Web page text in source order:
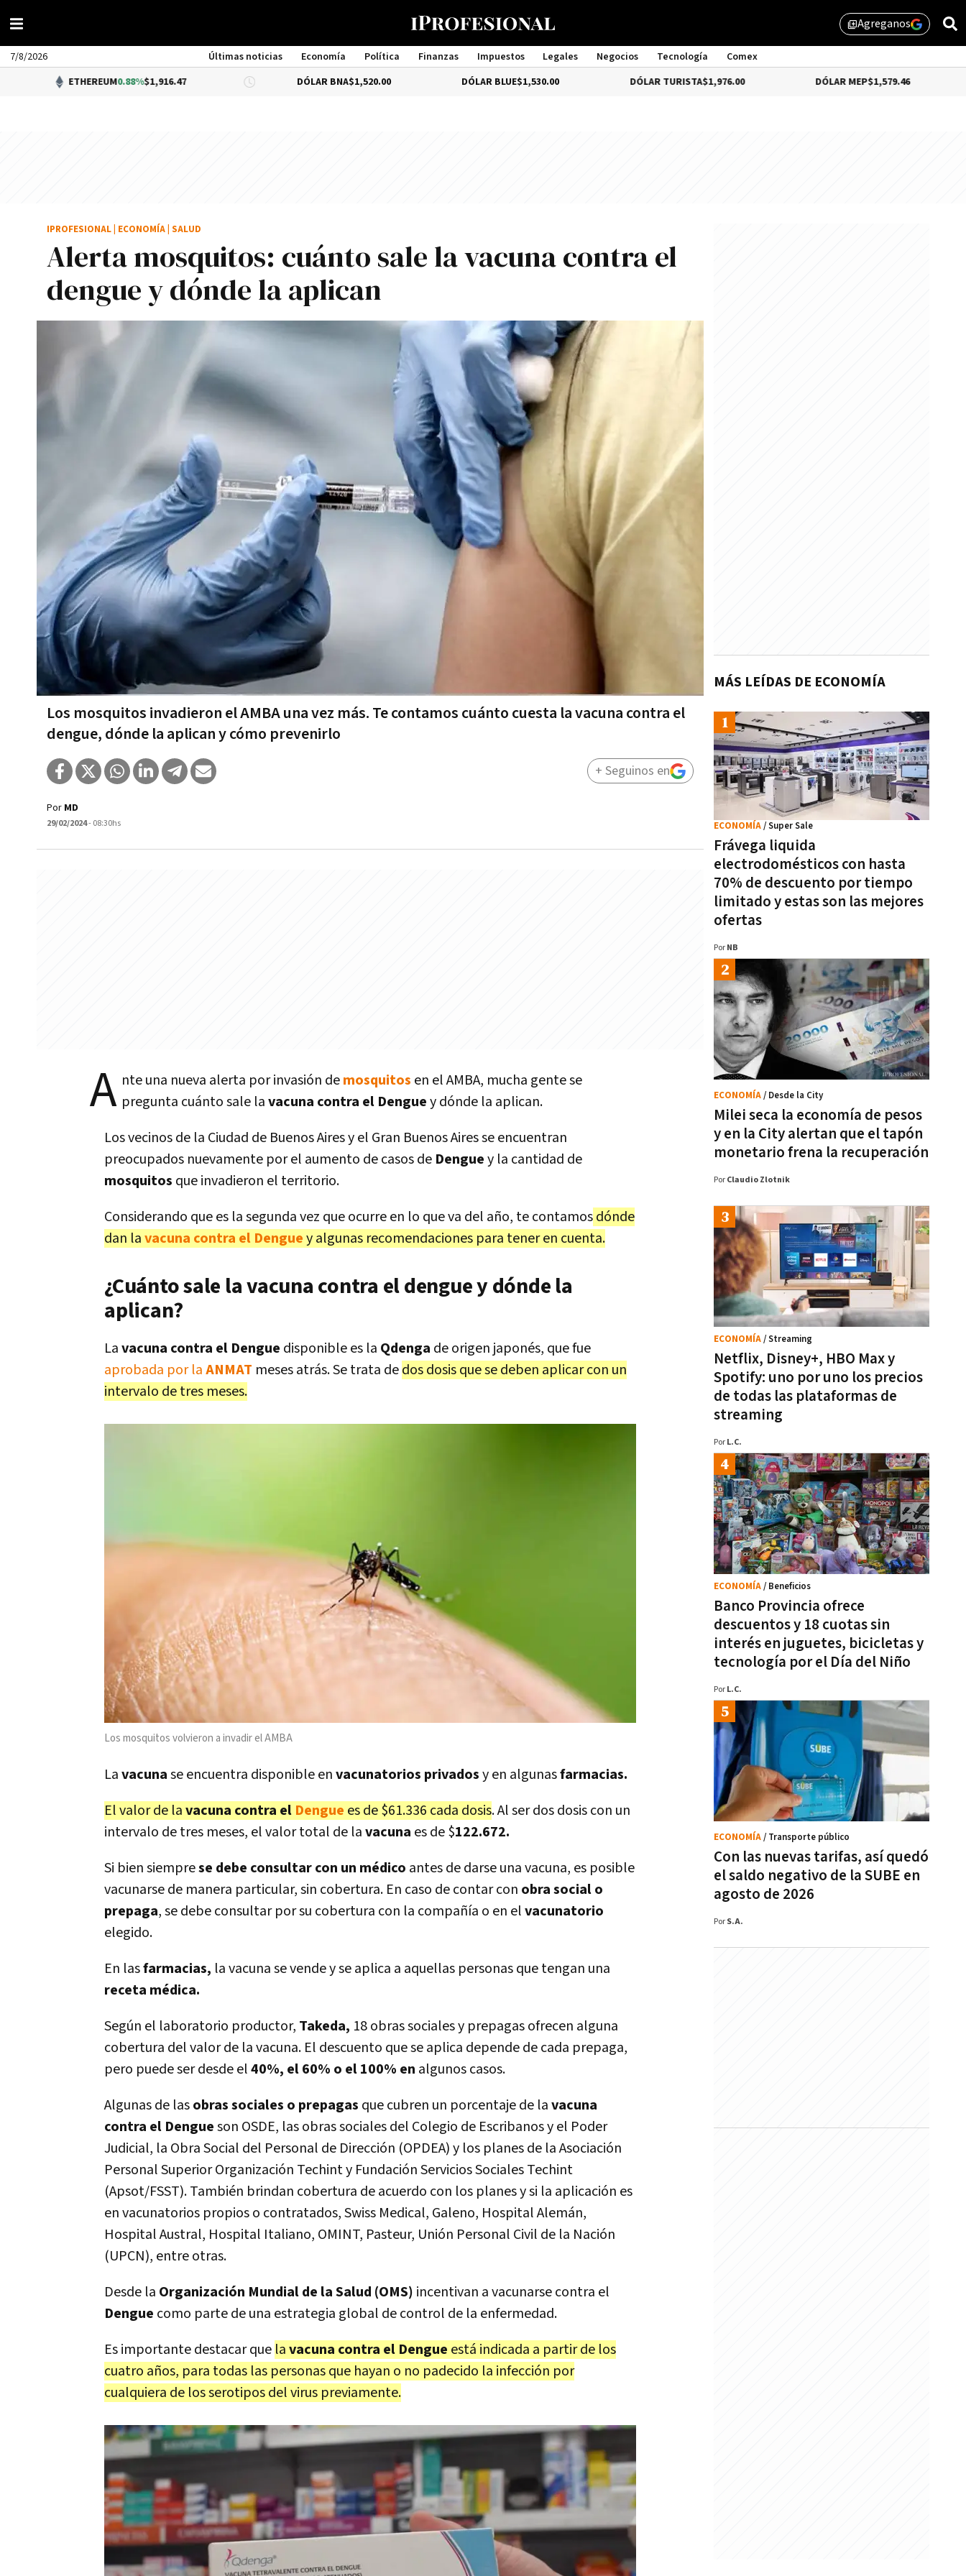
library_addAgreganos
7/8/2026 Últimas noticias Economía Política Finanzas Impuestos Legales Negocios Tecnología
Comex
Management
ETHEREUM0.88%$1,916.47 DÓLAR BNA $1,520.00 $1,530.00 DÓLAR TURISTA$1,976.00 $1,579.46
Alerta mosquitos: cuánto sale la vacuna contra el
dengue y dónde la aplican
Los mosquitos invadieron el AMBA una vez más. Te contamos cuánto cuesta la vacuna contra el
dengue, dónde la aplican y cómo prevenirlo
IPROFESIONAL ECONOMÍA SALUD
Por MD
29/02/2024- 08:30hs
+ Seguinos en
A nte una nueva alerta por invasión demosquitos en el AMBA, mucha gente se
pregunta cuánto sale lavacuna contra el Denguey dónde la aplican.
Los vecinos de la Ciudad de Buenos Aires y el Gran Buenos Aires se encuentran
preocupados nuevamente por el aumento de casos de Denguey la cantidad de
mosquitos que invadieron el territorio.
Considerando que es la segunda vez que ocurre en lo que va del año, te contamosdónde
dan lavacuna contra el Denguey algunas recomendaciones para tener en cuenta.
¿Cuánto sale la vacuna contra el dengue y dónde la
aplican?
Lavacuna contra el Dengue disponible es la Qdenga de origen japonés, que fue
aprobada por laANMAT meses atrás. Se trata dedos dosis que se deben aplicar con un
intervalo de tres meses.
Los mosquitos volvieron a invadir el AMBA
Lavacunase encuentra disponible envacunatorios privadosy en algunasfarmacias.
El valor de lavacuna contra el Dengue es de $61.336 cada dosis. Al ser dos dosis con un
intervalo de tres meses, el valor total de lavacuna es de $122.672.
Si bien siemprese debe consultar con un médico antes de darse una vacuna, es posible
vacunarse de manera particular, sin cobertura. En caso de contar con obra social o
prepaga, se debe consultar por su cobertura con la compañía o en elvacunatorio
elegido.
En lasfarmacias, la vacuna se vende y se aplica a aquellas personas que tengan una
receta médica.
Según el laboratorio productor, Takeda, 18 obras sociales y prepagas ofrecen alguna
cobertura del valor de la vacuna. El descuento que se aplica depende de cada prepaga,
pero puede ser desde el40%, el 60% o el 100% en algunos casos.
Algunas de lasobras sociales o prepagas que cubren un porcentaje de lavacuna
contra el Dengueson OSDE, las obras sociales del Colegio de Escribanos y el Poder
Judicial, la Obra Social del Personal de Dirección (OPDEA) y los planes de la Asociación
Personal Superior Organización Techint y Fundación Servicios Sociales Techint
(Apsot/FSST). También brindan cobertura de acuerdo con los planes y si la aplicación es
en vacunatorios propios o contratados, Swiss Medical, Galeno, Hospital Alemán,
Hospital Austral, Hospital Italiano, OMINT, Pasteur, Unión Personal Civil de la Nación
(UPCN), entre otras.
Desde la Organización Mundial de la Salud (OMS) incentivan a vacunarse contra el
Dengue como parte de una estrategia global de control de la enfermedad.
Es importante destacar que lavacuna contra el Dengue está indicada a partir de los
cuatro años, para todas las personas que hayan o no padecido la infección por
cualquiera de los serotipos del virus previamente.
MÁS LEÍDAS DE ECONOMÍA
Frávega liquida
electrodomésticos con hasta
70% de descuento por tiempo
limitado y estas son las mejores
ofertas
ECONOMÍA/ Super Sale
Por NB
Milei seca la economía de pesos
y en la City alertan que el tapón
monetario frena la recuperación
ECONOMÍA/ Desde la City
Por Claudio Zlotnik
Netflix, Disney+, HBO Max y
Spotify: uno por uno los precios
de todas las plataformas de
streaming
ECONOMÍA/ Streaming
Por L.C.
Banco Provincia ofrece
descuentos y 18 cuotas sin
interés en juguetes, bicicletas y
tecnología por el Día del Niño
ECONOMÍA/ Beneficios
Por L.C.
Con las nuevas tarifas, así quedó
el saldo negativo de la SUBE en
agosto de 2026
ECONOMÍA/ Transporte público
Por S.A.